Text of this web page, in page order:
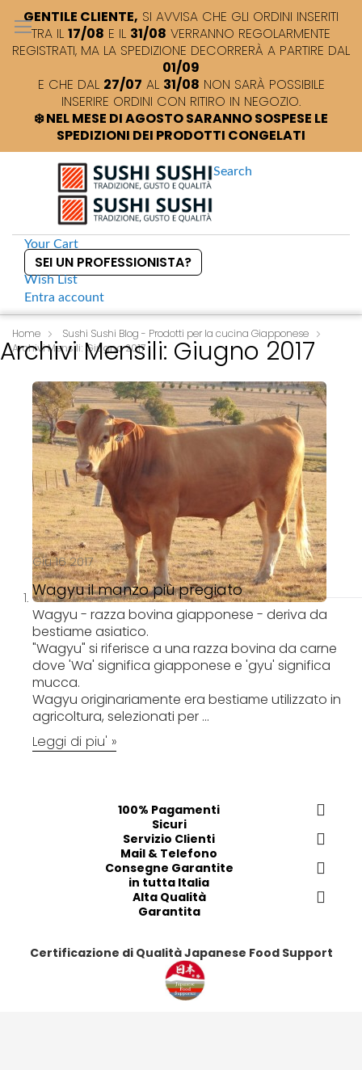
GENTILE CLIENTE, SI AVVISA CHE GLI ORDINI INSERITI
TRA IL 17/08 E IL 31/08 VERRANNO REGOLARMENTE
REGISTRATI, MA LA SPEDIZIONE DECORRERÀ A PARTIRE DAL
01/09
E CHE DAL 27/07 AL 31/08 NON SARÀ POSSIBILE
INSERIRE ORDINI CON RITIRO IN NEGOZIO.
❄️ NEL MESE DI AGOSTO SARANNO SOSPESE LE
SPEDIZIONI DEI PRODOTTI CONGELATI
Search
Your Cart
SEI UN PROFESSIONISTA?
Wish List
Entra account
S
k
i
Home
Sushi Sushi Blog - Prodotti per la cucina Giapponese
Archivi Mensili: Giugno 2017
Archivi Mensili: Giugno 2017
Giu 16 2017
Wagyu il manzo più pregiato
Wagyu - razza bovina giapponese - deriva da
bestiame asiatico.
"Wagyu" si riferisce a una razza bovina da carne
dove 'Wa' significa giapponese e 'gyu' significa
mucca.
Wagyu originariamente era bestiame utilizzato in
agricoltura, selezionati per ...
Leggi di piu' »
100% Pagamenti
Sicuri
Servizio Clienti
Mail & Telefono
Consegne Garantite
in tutta Italia
Alta Qualità
Garantita
Certificazione di Qualità Japanese Food Support